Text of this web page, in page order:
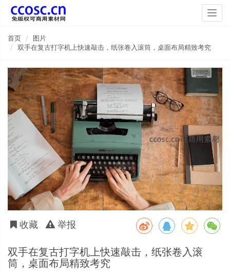
首页
图片
双手在复古打字机上快速敲击，纸张卷入滚筒，桌面布局精致考究
收藏 举报
双手在复古打字机上快速敲击，纸张卷入滚
筒，桌面布局精致考究